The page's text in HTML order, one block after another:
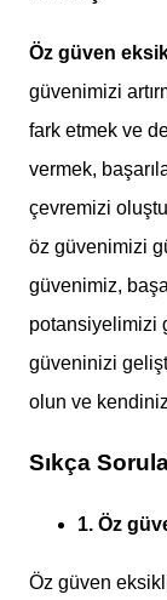
Öz güven
güvenimizi
fark etmek ve
vermek,
çevremizi
öz güvenimizi
güvenimiz,
potansiyelimizi
güveninizi
olun ve
Sıkça
1. Öz
Öz güven